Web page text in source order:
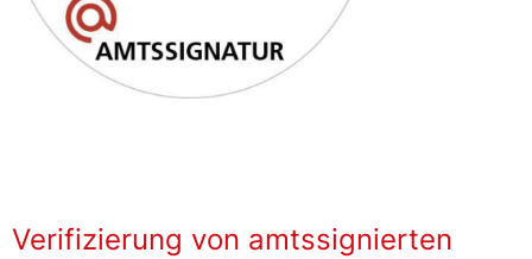
Verifizierung von amtssignierten